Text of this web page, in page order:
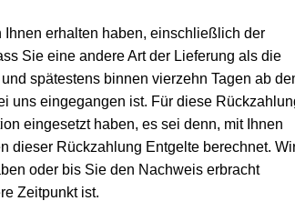
erhalten haben, einschließlich der
Sie eine andere Art der Lieferung als die
spätestens binnen vierzehn Tagen ab
uns eingegangen ist. Für diese
eingesetzt haben, es sei denn, mit Ihnen
dieser Rückzahlung Entgelte berechnet.
oder bis Sie den Nachweis erbracht
Zeitpunkt ist.